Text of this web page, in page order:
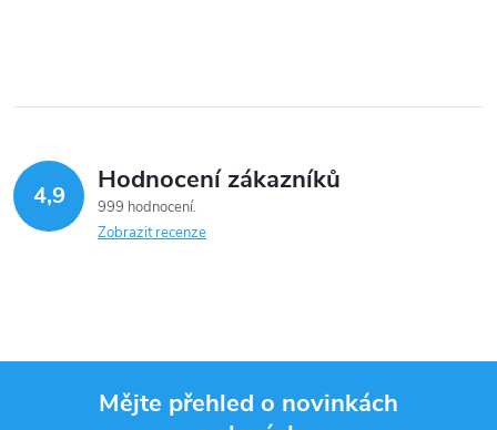
4,9 Hodnocení zákazníků
999 hodnocení
Zobrazit recenze
Mějte přehled o novinkách